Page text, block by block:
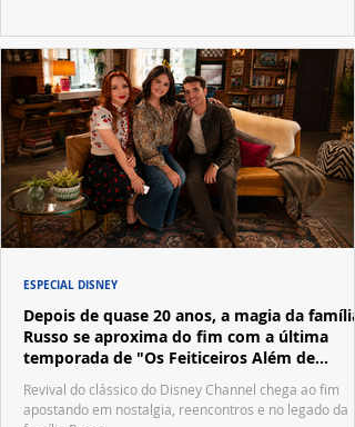
Depois de quase 20 anos, a magia da família
Russo se aproxima do fim com a última
temporada de "Os Feiticeiros Além de
Waverly Place"
Revival do clássico do Disney Channel chega ao fim
apostando em nostalgia, reencontros e no legado da
ESPECIAL DISNEY